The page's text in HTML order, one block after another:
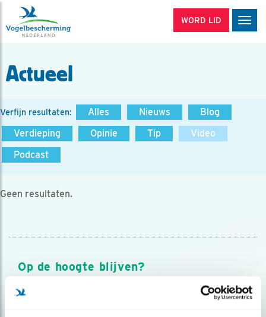
WORD LID
Actueel
Verfijn resultaten: Alles Nieuws
Blog
Verdieping
Opinie Tip
Video
Podcast
Geen resultaten.
Op de hoogte blijven?
Meld je aan en ontvang nieuws, inspiratie, acties en tips
over vogels en activiteiten van Vogelbescherming.